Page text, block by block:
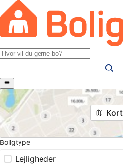
Kort
Boligtype
Lejligheder